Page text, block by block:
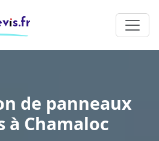
de panneaux
à Chamaloc